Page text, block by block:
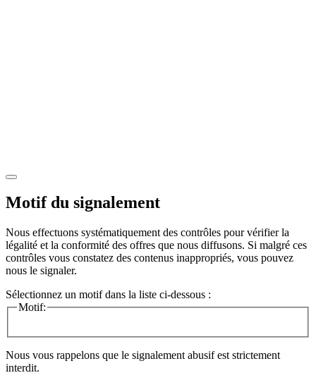
Motif du signalement
Nous effectuons systématiquement des contrôles pour vérifier la
légalité et la conformité des offres que nous diffusons. Si malgré ces
contrôles vous constatez des contenus inappropriés, vous pouvez
nous le signaler.
Sélectionnez un motif dans la liste ci-dessous :
Motif:
Nous vous rappelons que le signalement abusif est strictement
interdit.